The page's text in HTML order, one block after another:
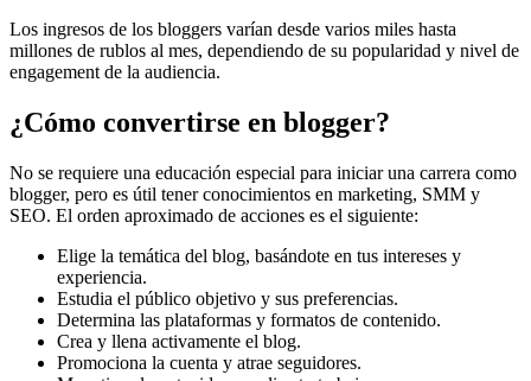
Los ingresos de los bloggers varían desde varios miles hasta
millones de rublos al mes, dependiendo de su popularidad y nivel de
engagement de la audiencia.
¿Cómo convertirse en blogger?
No se requiere una educación especial para iniciar una carrera como
blogger, pero es útil tener conocimientos en marketing, SMM y
SEO. El orden aproximado de acciones es el siguiente:
Elige la temática del blog, basándote en tus intereses y
experiencia.
Estudia el público objetivo y sus preferencias.
Determina las plataformas y formatos de contenido.
Crea y llena activamente el blog.
Promociona la cuenta y atrae seguidores.